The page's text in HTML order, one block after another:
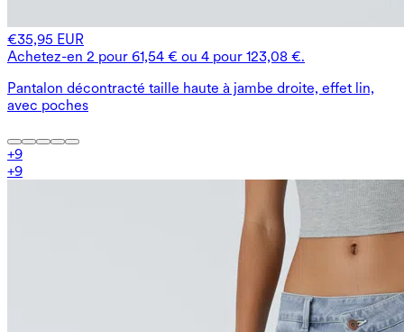
€35,95 EUR
Achetez-en 2 pour 61,54 € ou 4 pour 123,08 €.
Pantalon décontracté taille haute à jambe droite, effet lin,
avec poches
+9
+9